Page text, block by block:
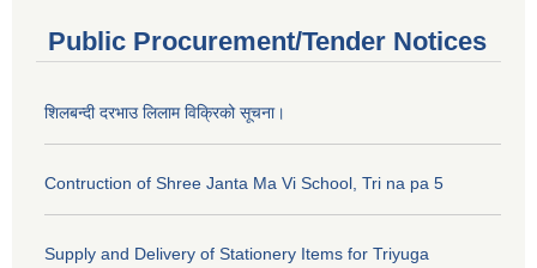
Public Procurement/Tender Notices
शिलबन्दी दरभाउ लिलाम विक्रिको सूचना।
Contruction of Shree Janta Ma Vi School, Tri na pa 5
Supply and Delivery of Stationery Items for Triyuga